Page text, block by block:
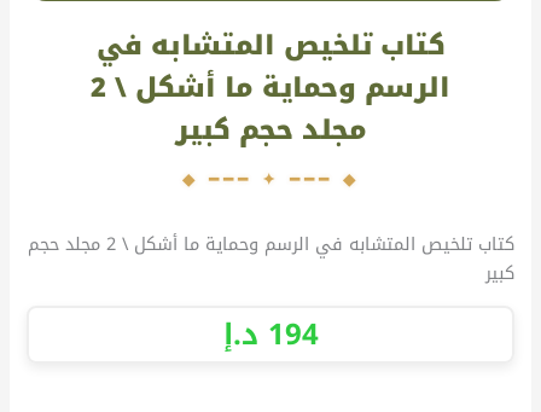
كتاب تلخيص المتشابه في
الرسم وحماية ما أشكل \ 2
مجلد حجم كبير
كتاب تلخيص المتشابه في الرسم وحماية ما أشكل \ 2 مجلد حجم
كبير
194 د.إ